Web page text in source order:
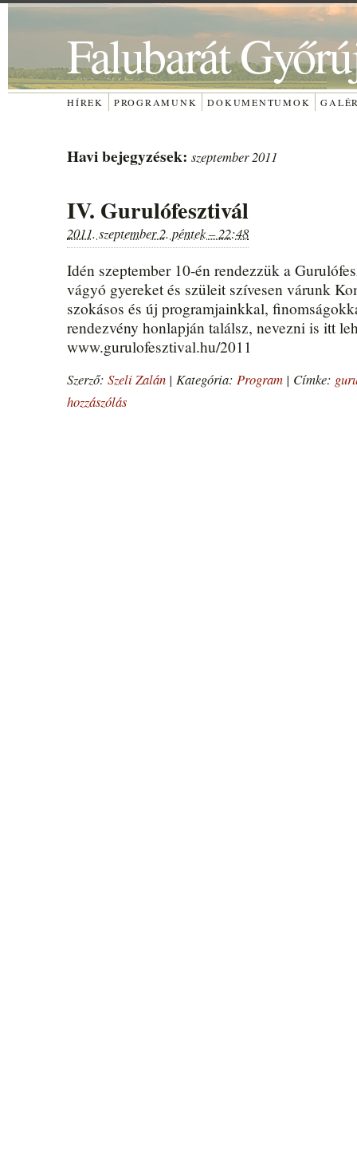
Falubarát
HÍREK PROGRAMUNK DOKUMENTUMOK
Havi bejegyzések: szeptember 2011
IV. Gurulófesztivál
2011. szeptember 2. péntek – 22:48
Idén szeptember 10-én rendezzük a
vágyó gyereket és szüleit szívesen várunk
szokásos és új programjainkkal,
rendezvény honlapján találsz, nevezni is itt
www.gurulofesztival.hu/2011
Szerző: Szeli Zalán | Kategória: Program | Címke:
hozzászólás